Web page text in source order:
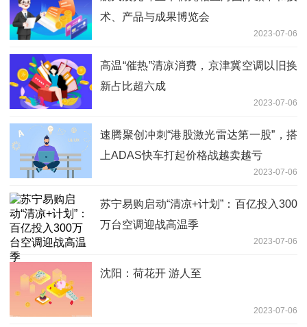
术、产品与成果博览会
2023-07-06
高温“催热”清凉消费，京津冀空调以旧换
新占比超六成
2023-07-06
速腾聚创冲刺“港股激光雷达第一股”，搭
上ADAS快车打起价格战越卖越亏
2023-07-06
苏宁易购启动“清凉+计划”：百亿投入300
万台空调迎战高温季
2023-07-06
沈阳：荷花开 游人至
2023-07-06